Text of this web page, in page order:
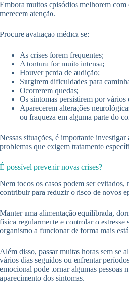
Embora muitos episódios melhorem com
merecem atenção.
Procure avaliação médica se:
As crises forem frequentes;
A tontura for muito intensa;
Houver perda de audição;
Surgirem dificuldades para
Ocorrerem quedas;
Os sintomas persistirem por vários
Aparecerem alterações
ou fraqueza em alguma parte do
Nessas situações, é importante investigar
problemas que exigem tratamento
É possível prevenir novas crises?
Nem todos os casos podem ser evitados,
contribuir para reduzir o risco de novos
Manter uma alimentação equilibrada,
física regularmente e controlar o estresse
organismo a funcionar de forma mais
Além disso, passar muitas horas sem se
vários dias seguidos ou enfrentar
emocional pode tornar algumas pessoas
aparecimento dos sintomas.